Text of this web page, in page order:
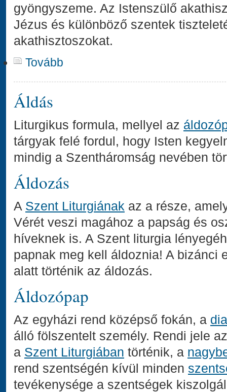
gyöngyszeme. Az Istenszülő
Jézus és különböző szentek
akathisztoszokat.
Tovább
Áldás
Liturgikus formula, mellyel az
tárgyak felé fordul, hogy Isten
mindig a Szentháromság nevében
Áldozás
A Szent Liturgiának az a része,
Vérét veszi magához a papság és
híveknek is. A Szent liturgia
papnak meg kell áldoznia! A bizánci
alatt történik az áldozás.
Áldozópap
Az egyházi rend középső fokán, a
álló fölszentelt személy. Rendi jele
a Szent Liturgiában történik, a
rend szentségén kívül minden
tevékenysége a szentségek